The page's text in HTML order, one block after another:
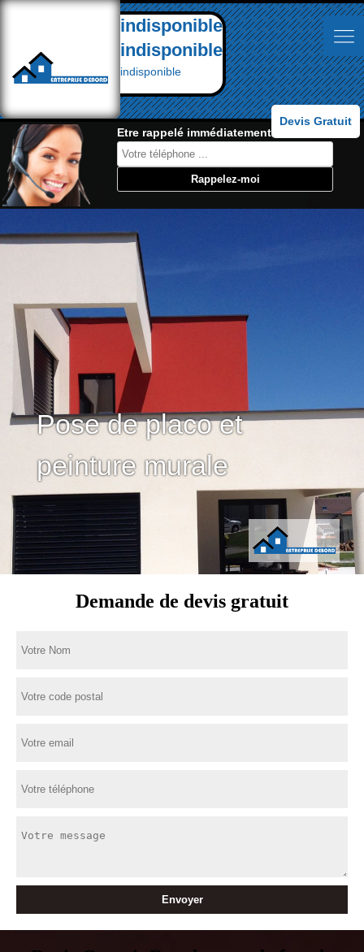
indisponible
indisponible
indisponible
Devis Gratuit
Etre rappelé immédiatement:
Pose de placo et
peinture murale
Demande de devis gratuit